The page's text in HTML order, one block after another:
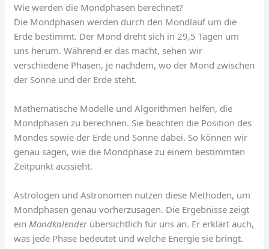
Wie werden die Mondphasen berechnet?
Die Mondphasen werden durch den Mondlauf um die
Erde bestimmt. Der Mond dreht sich in 29,5 Tagen um
uns herum. Während er das macht, sehen wir
verschiedene Phasen, je nachdem, wo der Mond zwischen
der Sonne und der Erde steht.
Mathematische Modelle und Algorithmen helfen, die
Mondphasen zu berechnen. Sie beachten die Position des
Mondes sowie der Erde und Sonne dabei. So können wir
genau sagen, wie die Mondphase zu einem bestimmten
Zeitpunkt aussieht.
Astrologen und Astronomen nutzen diese Methoden, um
Mondphasen genau vorherzusagen. Die Ergebnisse zeigt
ein Mondkalenderübersichtlich für uns an. Er erklärt auch,
was jede Phase bedeutet und welche Energie sie bringt.